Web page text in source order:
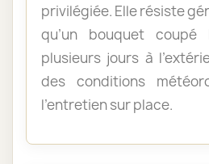
privilégiée. Elle résiste
qu’un bouquet coupé
plusieurs jours à
des conditions
l’entretien sur place.